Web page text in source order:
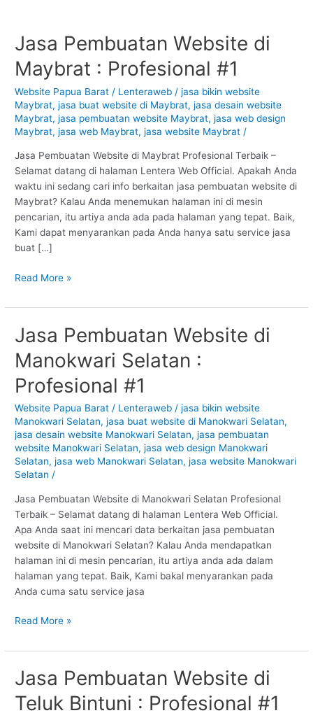
Jasa Pembuatan Website di
Maybrat : Profesional #1
Website Papua Barat / Lenteraweb /jasa bikin website
Maybrat,jasa buat website di Maybrat,jasa desain website
Maybrat,jasa pembuatan website Maybrat,jasa web design
Maybrat,jasa web Maybrat,jasa website Maybrat /
Jasa Pembuatan Website di Maybrat Profesional Terbaik –
Selamat datang di halaman Lentera Web Official. Apakah Anda
waktu ini sedang cari info berkaitan jasa pembuatan website di
Maybrat? Kalau Anda menemukan halaman ini di mesin
pencarian, itu artiya anda ada pada halaman yang tepat. Baik,
Kami dapat menyarankan pada Anda hanya satu service jasa
buat […]
Jasa
Pembuatan
Website
Maybrat
:
Profesional
Read More »
Jasa Pembuatan Website di
Manokwari Selatan :
Profesional #1
Website Papua Barat / Lenteraweb/jasa bikin website
Manokwari Selatan,jasa buat website di Manokwari Selatan,
jasa desain website Manokwari Selatan,jasa pembuatan
website Manokwari Selatan,jasa web design Manokwari
Selatan,jasa web Manokwari Selatan,jasa website Manokwari
Selatan /
Jasa Pembuatan Website di Manokwari Selatan Profesional
Terbaik – Selamat datang di halaman Lentera Web Official.
Apa Anda saat ini mencari data berkaitan jasa pembuatan
website di Manokwari Selatan? Kalau Anda mendapatkan
halaman ini di mesin pencarian, itu artiya anda ada dalam
halaman yang tepat. Baik, Kami bakal menyarankan pada
Anda cuma satu service jasa
Jasa
Pembuatan
Website
di
Manokwari
Selatan
:
Profesional
#1
Read More »
Jasa Pembuatan Website di
Teluk Bintuni : Profesional #1
Jasa
Pembuatan
Website